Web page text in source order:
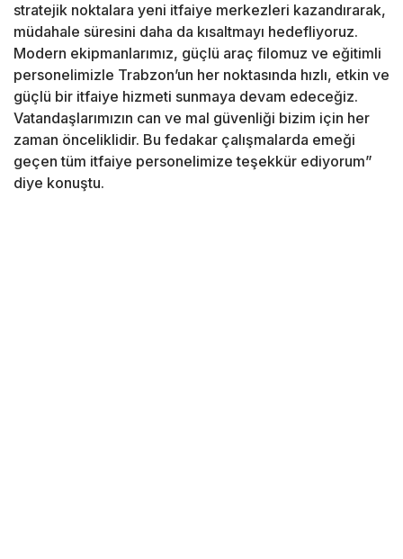
stratejik noktalara yeni itfaiye merkezleri kazandırarak,
müdahale süresini daha da kısaltmayı hedefliyoruz.
Modern ekipmanlarımız, güçlü araç filomuz ve eğitimli
personelimizle Trabzon’un her noktasında hızlı, etkin ve
güçlü bir itfaiye hizmeti sunmaya devam edeceğiz.
Vatandaşlarımızın can ve mal güvenliği bizim için her
zaman önceliklidir. Bu fedakar çalışmalarda emeği
geçen tüm itfaiye personelimize teşekkür ediyorum”
diye konuştu.